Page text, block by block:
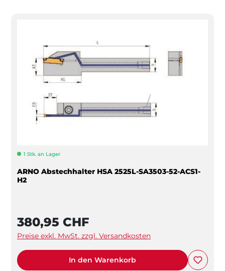
1 Stk. an Lager
ARNO Abstechhalter HSA 2525L-SA3503-52-ACS1-
H2
380,95 CHF
Preise exkl. MwSt. zzgl. Versandkosten
In den Warenkorb